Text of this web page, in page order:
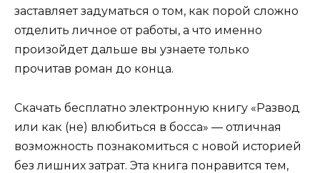
заставляет задуматься о том, как порой сложно
отделить личное от работы, а что именно
произойдет дальше вы узнаете только
прочитав роман до конца.
Скачать бесплатно электронную книгу «Развод
или как (не) влюбиться в босса» — отличная
возможность познакомиться с новой историей
без лишних затрат. Эта книга понравится тем,